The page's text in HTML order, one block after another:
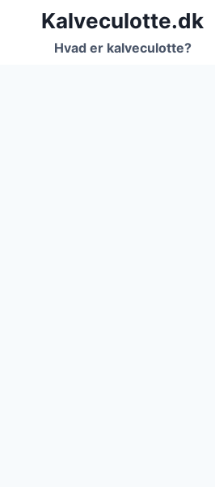
FortsætKalveculotte.dk
Hvad er kalveculotte?